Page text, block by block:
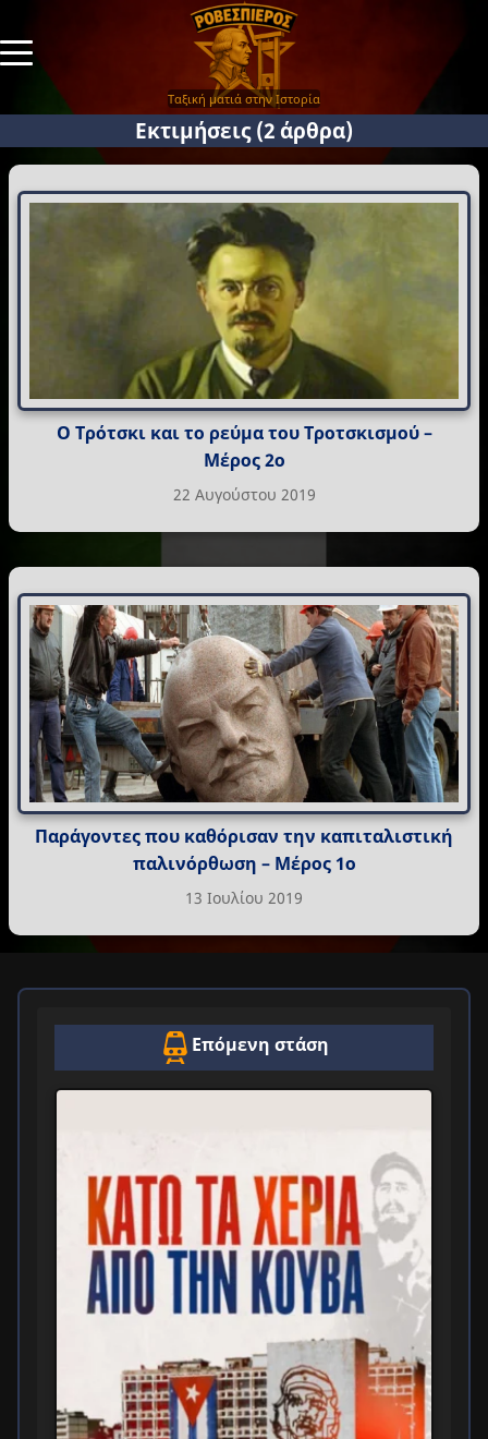
Ταξική ματιά στην Ιστορία
Εκτιμήσεις(2 άρθρα)
Ο Τρότσκι και το ρεύμα του Τροτσκισμού –
Μέρος 2ο
22 Αυγούστου 2019
Παράγοντες που καθόρισαν την καπιταλιστική
παλινόρθωση – Μέρος 1ο
13 Ιουλίου 2019
Επόμενη στάση